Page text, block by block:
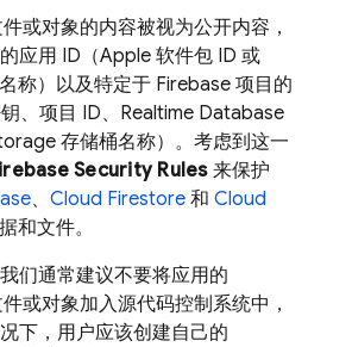
或对象的内容被视为公开内容，
应用 ID（Apple 软件包 ID 或
称）以及特定于 Firebase 项目的
、项目 ID、 Realtime Database
存储桶名称）。考虑到这一
Security Rules来保护
、 Cloud Firestore 和 Cloud
和文件。
们通常建议不要将应用的
或对象加入源代码控制系统中，
下，用户应该创建自己的